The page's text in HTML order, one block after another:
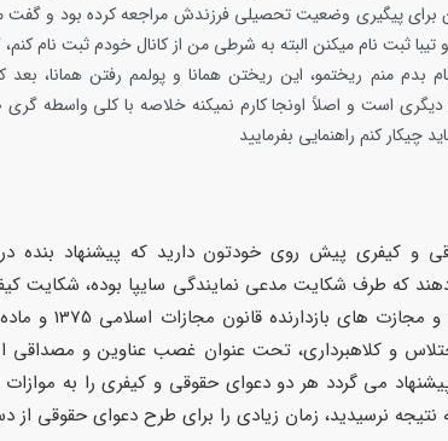
برای پیگیری وضعیت تحصیلی فرزندش مراجعه کرده بود و
بدم منم ریختمو، این ریختن همانا و پولمم رفتن همانا،
چیکار کنم راهنمایی بفرمایید
و کیفری پیش روی خودتون دارید که پیشنهاد بنده
که طرف شکایت مدعی نمایندگی سایپا بوده، شکایت
555 کتاب تعزیرات
و کلاهبرداری، تحت عنوان غصب عناوین و مصداقی
می گردد هر دو دعوای حقوقی و کیفری را به موازات
نرسیدید، زمان زیادی را برای طرح دعوای حقوقی از